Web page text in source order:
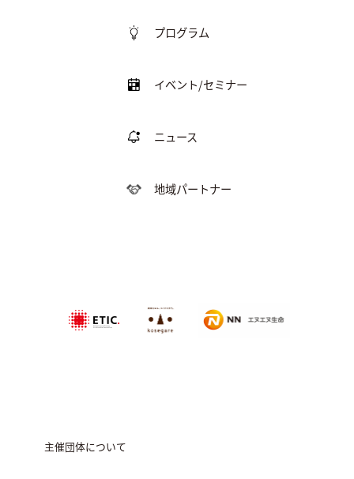
プログラム
イベント/セミナー
ニュース
地域パートナー
特定非営利活動法
人エティック
NPO法人農家
のこせがれネ
ットワーク
エヌエヌ生命保険株式会社
主催団体について